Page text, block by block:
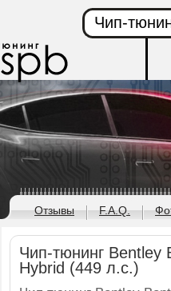
Чип-
Отзывы F.A.Q.
Чип-тюнинг Bentley
Hybrid (449 л.с.)